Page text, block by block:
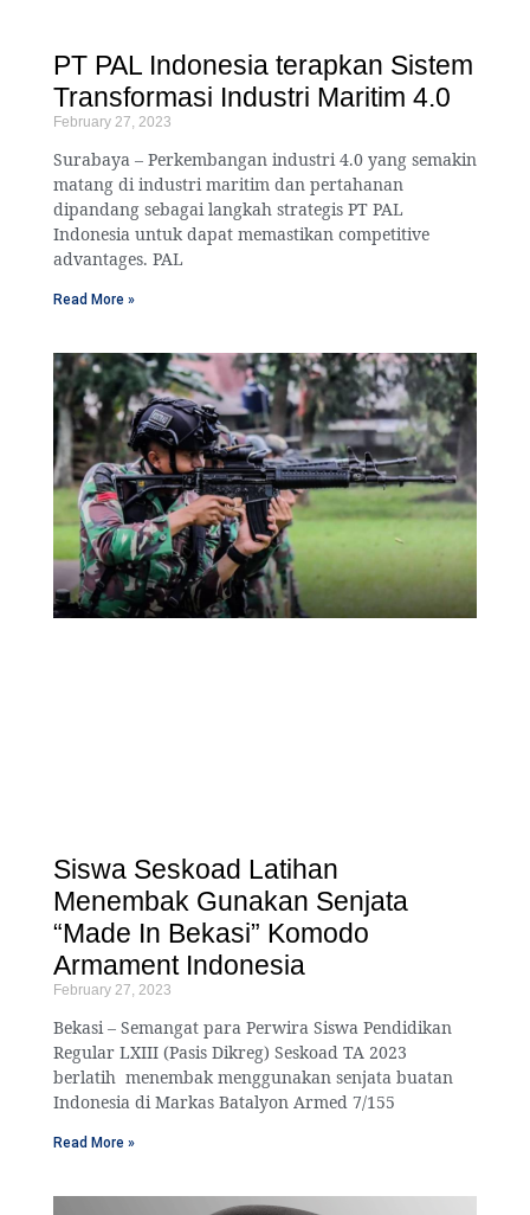
PT PAL Indonesia terapkan Sistem
Transformasi Industri Maritim 4.0
February 27, 2023
Surabaya – Perkembangan industri 4.0 yang semakin
matang di industri maritim dan pertahanan
dipandang sebagai langkah strategis PT PAL
Indonesia untuk dapat memastikan competitive
advantages. PAL
Read More »
Siswa Seskoad Latihan
Menembak Gunakan Senjata
“Made In Bekasi” Komodo
Armament Indonesia
February 27, 2023
Bekasi – Semangat para Perwira Siswa Pendidikan
Regular LXIII (Pasis Dikreg) Seskoad TA 2023
berlatih menembak menggunakan senjata buatan
Indonesia di Markas Batalyon Armed 7/155
Read More »